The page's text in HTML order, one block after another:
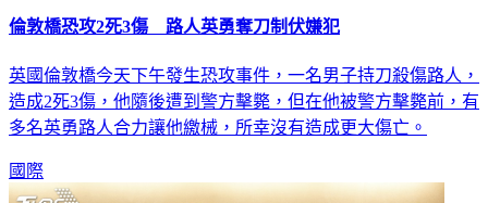
倫敦橋恐攻2死3傷 路人英勇奪刀制伏嫌犯
英國倫敦橋今天下午發生恐攻事件，一名男子持刀殺傷路人，
造成2死3傷，他隨後遭到警方擊斃，但在他被警方擊斃前，有
多名英勇路人合力讓他繳械，所幸沒有造成更大傷亡。
國際